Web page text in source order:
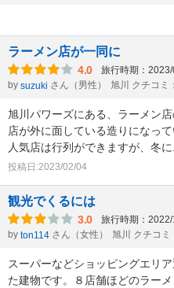
ラーメン店が一同に
4.0 旅行時期：2023/
by suzuki さん（男性） 旭川 クチコミ
旭川パワーズにある、ラーメン店
店が外に面している造りになって
人気店は行列ができますが、冬に
投稿日:2023/02/04
観光でくるには
3.0 旅行時期：2022/
by ton114 さん（女性） 旭川 クチコミ
スーパーなどショッピングエリ
た建物です。８店舗ほどのラー